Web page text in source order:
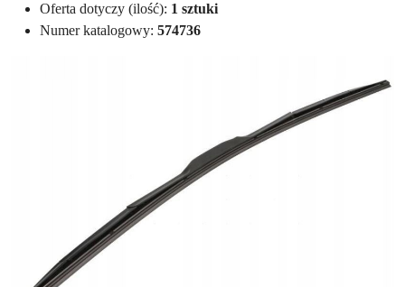
Oferta dotyczy (ilość): 1 sztuki
Numer katalogowy: 574736